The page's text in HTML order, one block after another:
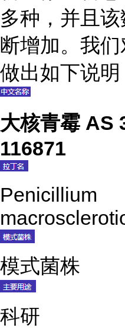
多种，并且
断增加。我
做出如下说明
大核青霉 AS
116871
Penicillium
模式菌株
科研